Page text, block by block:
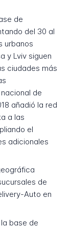
de
del 30 al
urbanos
y Lviv siguen
ciudades más
de
añadió la red
a las
el
adicionales
de
Auto en
base de